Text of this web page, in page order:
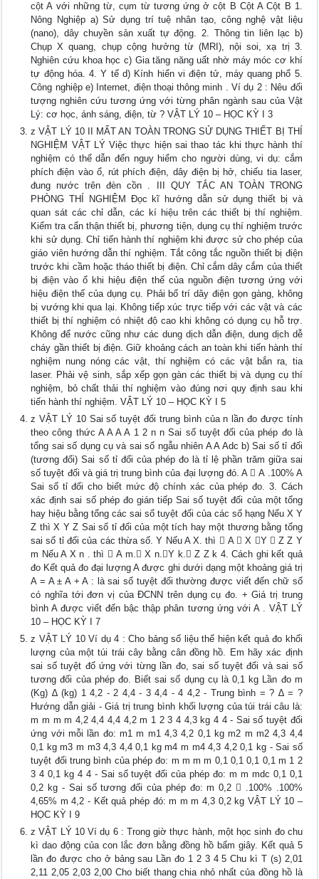
cột A với những từ, cụm từ tương ứng ở cột B Cột A Cột B 1.
Nông Nghiệp a) Sử dụng trí tuệ nhân tạo, công nghệ vật liệu
(nano), dây chuyền sản xuất tự động. 2. Thông tin liên lạc b)
Chụp X quang, chụp cộng hưởng từ (MRI), nội soi, xạ trị 3.
Nghiên cứu khoa học c) Gia tăng năng uất nhờ máy móc cơ khí
tự động hóa. 4. Y tế d) Kính hiển vi điện tử, máy quang phổ 5.
Công nghiệp e) Internet, điện thoại thông minh . Ví dụ 2 : Nêu đối
tượng nghiên cứu tương ứng với từng phân ngành sau của Vật
Lý: cơ học, ánh sáng, điện, từ ? VẬT LÝ 10 – HỌC KỲ I 3
z VẬT LÝ 10 II MẤT AN TOÀN TRONG SỬ DỤNG THIẾT BỊ THÍ
NGHIỆM VẬT LÝ Việc thực hiện sai thao tác khi thực hành thí
nghiệm có thể dẫn đến nguy hiểm cho người dùng, vi dụ: cắm
phích điện vào ổ, rút phích điện, dây điện bị hở, chiếu tia laser,
đung nước trên đèn cồn . III QUY TẮC AN TOÀN TRONG
PHÒNG THÍ NGHIỆM Đọc kĩ hướng dẫn sử dụng thiết bị và
quan sát các chỉ dẫn, các kí hiệu trên các thiết bị thí nghiệm.
Kiểm tra cẩn thận thiết bị, phương tiện, dụng cụ thí nghiệm trước
khi sử dụng. Chỉ tiến hành thí nghiệm khi được sử cho phép của
giáo viên hướng dẫn thí nghiệm. Tắt công tắc nguồn thiết bị điện
trước khi cầm hoặc tháo thiết bị điện. Chỉ cắm dây cắm của thiết
bị điện vào ổ khi hiệu điện thế của nguồn điện tương ứng với
hiệu điện thế của dụng cụ. Phải bố trí dây điện gọn gàng, không
bị vướng khi qua lại. Không tiếp xúc trực tiếp với các vật và các
thiết bị thí nghiệm có nhiệt độ cao khi không có dụng cụ hỗ trợ.
Không để nước cũng như các dung dịch dẫn điện, dung dịch dễ
cháy gần thiết bị điện. Giữ khoảng cách an toàn khi tiến hành thí
nghiệm nung nóng các vật, thí nghiệm có các vật bắn ra, tia
laser. Phải vệ sinh, sắp xếp gọn gàn các thiết bị và dụng cụ thí
nghiệm, bỏ chất thải thí nghiệm vào đúng nơi quy định sau khi
tiến hành thí nghiệm. VẬT LÝ 10 – HỌC KỲ I 5
z VẬT LÝ 10 Sai số tuyệt đối trung bình của n lần đo được tính
theo công thức A A A A 1 2 n n Sai số tuyệt đối của phép đo là
tổng sai số dụng cụ và sai số ngẫu nhiên A A Adc b) Sai số tỉ đối
(tương đối) Sai số tỉ đối của phép đo là tỉ lệ phần trăm giữa sai
số tuyệt đối và giá trị trung bình của đại lượng đó. A  A .100% A
Sai số tỉ đối cho biết mức độ chính xác của phép đo. 3. Cách
xác định sai số phép đo gián tiếp Sai số tuyệt đối của một tổng
hay hiệu bằng tổng các sai số tuyệt đối của các số hạng Nếu X Y
Z thì X Y Z Sai số tỉ đối của một tích hay một thương bằng tổng
sai số tỉ đối của các thừa số. Y Nếu A X. thì  A  X Y  Z Z Y
m Nếu A X n . thì  A m. X n.Y k. Z Z k 4. Cách ghi kết quả
đo Kết quả đo đại lượng A được ghi dưới dạng một khoảng giá trị
A = A ± A + A : là sai số tuyệt đối thường được viết đến chữ số
có nghĩa tới đơn vị của ĐCNN trên dụng cụ đo. + Giá trị trung
bình A được viết đến bậc thập phân tương ứng với A . VẬT LÝ
10 – HỌC KỲ I 7
z VẬT LÝ 10 Ví dụ 4 : Cho bảng số liệu thể hiện kết quả đo khối
lượng của một túi trái cây bằng cân đồng hồ. Em hãy xác định
sai số tuyệt đố ứng với từng lần đo, sai số tuyệt đối và sai số
tương đối của phép đo. Biết sai số dụng cụ là 0,1 kg Lần đo m
(Kg) ∆ (kg) 1 4,2 - 2 4,4 - 3 4,4 - 4 4,2 - Trung bình = ? ∆ = ?
Hướng dẫn giải - Giá trị trung bình khối lượng của túi trái câu là:
m m m m 4,2 4,4 4,4 4,2 m 1 2 3 4 4,3 kg 4 4 - Sai số tuyệt đối
ứng với mỗi lần đo: m1 m m1 4,3 4,2 0,1 kg m2 m m2 4,3 4,4
0,1 kg m3 m m3 4,3 4,4 0,1 kg m4 m m4 4,3 4,2 0,1 kg - Sai số
tuyệt đối trung bình của phép đo: m m m m 0,1 0,1 0,1 0,1 m 1 2
3 4 0,1 kg 4 4 - Sai số tuyệt đối của phép đo: m m mdc 0,1 0,1
0,2 kg - Sai số tương đối của phép đo: m 0,2  .100% .100%
4,65% m 4,2 - Kết quả phép đó: m m m 4,3 0,2 kg VẬT LÝ 10 –
HỌC KỲ I 9
z VẬT LÝ 10 Ví dụ 6 : Trong giờ thực hành, một học sinh đo chu
kì dao động của con lắc đơn bằng đồng hồ bấm giây. Kết quả 5
lần đo được cho ở bảng sau Lần đo 1 2 3 4 5 Chu kì T (s) 2,01
2,11 2,05 2,03 2,00 Cho biết thang chia nhỏ nhất của đồng hồ là